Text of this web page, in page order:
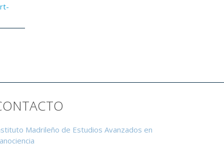
Madrileño de Estudios Avanzados en